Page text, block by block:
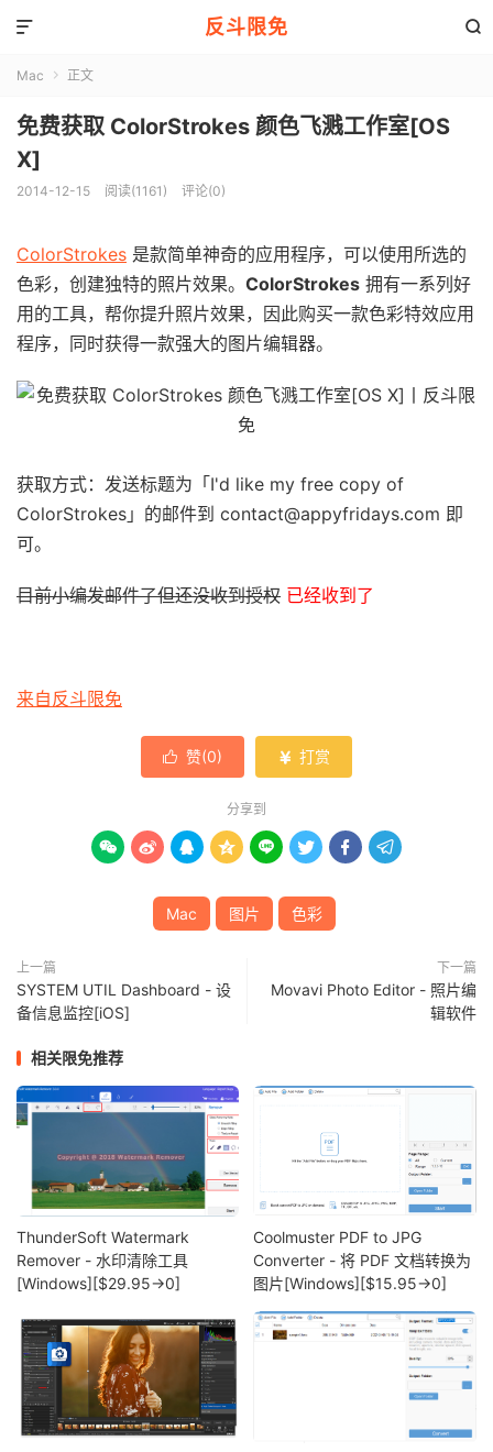
反斗限免 

Mac  正文
免费获取 ColorStrokes 颜色飞溅工作室[OS
X]
2014-12-15 阅读(1161) 评论(0)
ColorStrokes 是款简单神奇的应用程序，可以使用所选的
色彩，创建独特的照片效果。 ColorStrokes 拥有一系列好
用的工具，帮你提升照片效果，因此购买一款色彩特效应用
程序，同时获得一款强大的图片编辑器。
获取方式：发送标题为「I'd like my free copy of
ColorStrokes」的邮件到 contact@appyfridays.com 即
可。
目前小编发邮件了但还没收到授权 已经收到了
来自反斗限免
 赞(0)  打赏
分享到
       
Mac 图片 色彩
上一篇
SYSTEM UTIL Dashboard - 设
备信息监控[iOS]
下一篇
Movavi Photo Editor - 照片编
辑软件
相关限免推荐
ThunderSoft Watermark
Remover - 水印清除工具
[Windows][$29.95→0]
Coolmuster PDF to JPG
Converter - 将 PDF 文档转换为
图片[Windows][$15.95→0]